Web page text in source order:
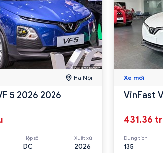
Hà Nội
5 2026 2026
Hộp số
DC
Xuất xứ
2026
Xe mới
VinFast
431.36
Dung tích
135